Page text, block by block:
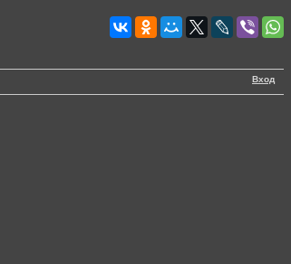
Вход